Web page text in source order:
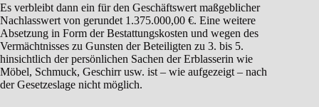
Es verbleibt dann ein für den Geschäftswert maßgeblicher
Nachlasswert von gerundet 1.375.000,00 €. Eine weitere
Absetzung in Form der Bestattungskosten und wegen des
Vermächtnisses zu Gunsten der Beteiligten zu 3. bis 5.
hinsichtlich der persönlichen Sachen der Erblasserin wie
Möbel, Schmuck, Geschirr usw. ist – wie aufgezeigt – nach
der Gesetzeslage nicht möglich.